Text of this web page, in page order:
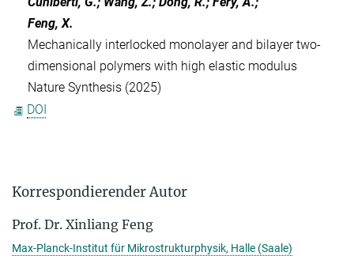
Feng, X.
Mechanically interlocked monolayer and bilayer two-
dimensional polymers with high elastic modulus
Nature Synthesis (2025)
DOI
Korrespondierender Autor
Prof. Dr. Xinliang Feng
Max-Planck-Institut für Mikrostrukturphysik, Halle (Saale)